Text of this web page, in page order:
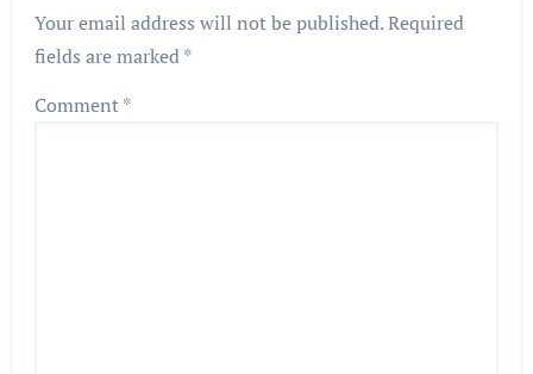
Your email address will not be published.Required
fields are marked*
Comment*